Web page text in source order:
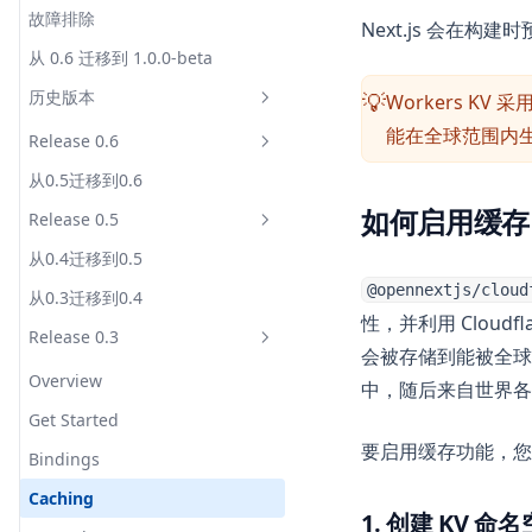
覆盖
包装器
转换器
增量缓存
标签缓存
重新验证队列
图片加载器
外部请求代理
源解析器
调用预热器函数
自动CDN失效
主要组件
概览
服务器
Edge
Node
中间件
图像优化
重新验证
预热器
初始化器
默认架构
本地运行
内部插件系统
迁移
参考实现
V2
常见问题
ISR
减少打包体积
内部原理
ISR
插件
流媒体
预热
高级
架构
选项
变通方案
调试
贡献
环境变量
图片优化
自定义 Worker
__name 问题
workerd 特有包
故障排除
从 0.6 迁移到 1.0.0-beta
历史版本
Release 0.6
Overview
Get Started
Bindings
Caching
Examples
从0.5迁移到0.6
Release 0.5
Overview
Get Started
Bindings
Caching
Examples
从0.4迁移到0.5
从0.3迁移到0.4
Release 0.3
Overview
Get Started
Bindings
Caching
Next.js 会在构建时
💡Workers KV 采
能在全球范围内
如何启用缓存
@opennextjs/
性，并利用
会被存储到能被全
中，随后来自世界
要启用缓存功能，
1. 创建 KV 命名